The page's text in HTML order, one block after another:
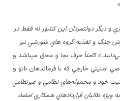
و ديگر دولتمردان اين كشور نه فقط در
جنگ و تغذيه گروه هاي شورشي نيز
» کاملاً حرف بجا و محق میباشد و
خارجي كه با فرماندهان ناتو و
خود و محموله‌هاي نظامي و غيرنظامي
طالبان قراردادهاي همكاري امضاء